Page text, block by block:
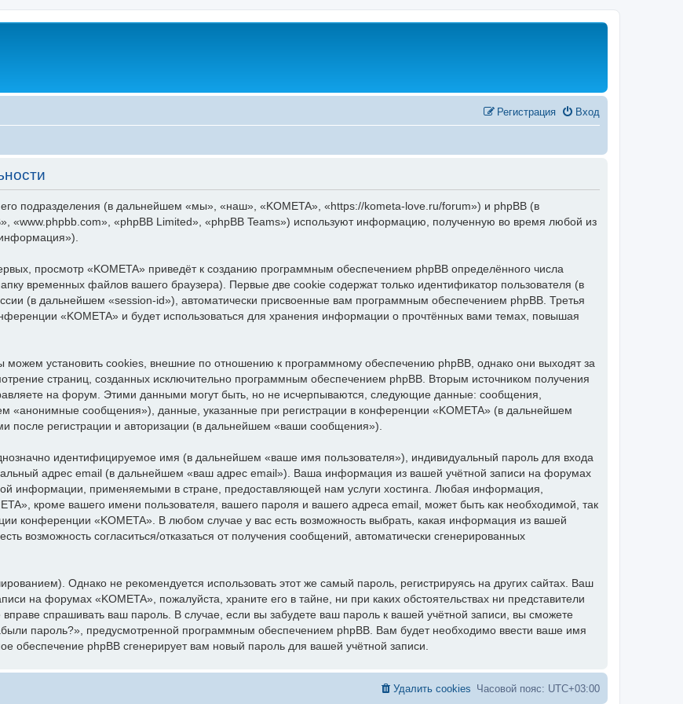
Вход
Регистрация
подразделения (в дальнейшем «мы», «наш», «KOMETA», «https://kometa-love.ru/forum») и phpBB (в
«www.phpbb.com», «phpBB Limited», «phpBB Teams») используют информацию, полученную во время любой из
просмотр «KOMETA» приведёт к созданию программным обеспечением phpBB определённого числа
временных файлов вашего браузера). Первые две cookie содержат только идентификатор пользователя (в
(в дальнейшем «session-id»), автоматически присвоенные вам программным обеспечением phpBB. Третья
«KOMETA» и будет использоваться для хранения информации о прочтённых вами темах, повышая
установить cookies, внешние по отношению к программному обеспечению phpBB, однако они выходят за
страниц, созданных исключительно программным обеспечением phpBB. Вторым источником получения
на форум. Этими данными могут быть, но не исчерпываются, следующие данные: сообщения,
«анонимные сообщения»), данные, указанные при регистрации в конференции «KOMETA» (в дальнейшем
после регистрации и авторизации (в дальнейшем «ваши сообщения»).
идентифицируемое имя (в дальнейшем «ваше имя пользователя»), индивидуальный пароль для входа
адрес email (в дальнейшем «ваш адрес email»). Ваша информация из вашей учётной записи на форумах
информации, применяемыми в стране, предоставляющей нам услуги хостинга. Любая информация,
кроме вашего имени пользователя, вашего пароля и вашего адреса email, может быть как необходимой, так
конференции «KOMETA». В любом случае у вас есть возможность выбрать, какая информация из вашей
возможность согласиться/отказаться от получения сообщений, автоматически сгенерированных
Однако не рекомендуется использовать этот же самый пароль, регистрируясь на других сайтах. Ваш
на форумах «KOMETA», пожалуйста, храните его в тайне, ни при каких обстоятельствах ни представители
спрашивать ваш пароль. В случае, если вы забудете ваш пароль к вашей учётной записи, вы сможете
пароль?», предусмотренной программным обеспечением phpBB. Вам будет необходимо ввести ваше имя
обеспечение phpBB сгенерирует вам новый пароль для вашей учётной записи.
Часовой пояс: UTC+03:00
Удалить cookies